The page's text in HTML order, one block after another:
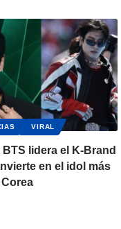
VIRAL
lidera el K-Brand
en el idol más